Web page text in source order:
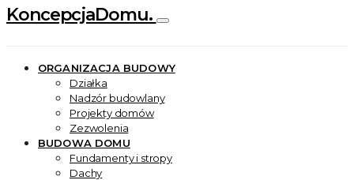
KoncepcjaDomu.
ORGANIZACJA BUDOWY
Działka
Nadzór budowlany
Projekty domów
Zezwolenia
BUDOWA DOMU
Fundamenty i stropy
Dachy